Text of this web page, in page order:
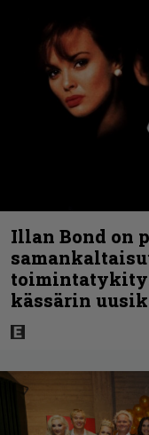
Illan Bond on
kässärin